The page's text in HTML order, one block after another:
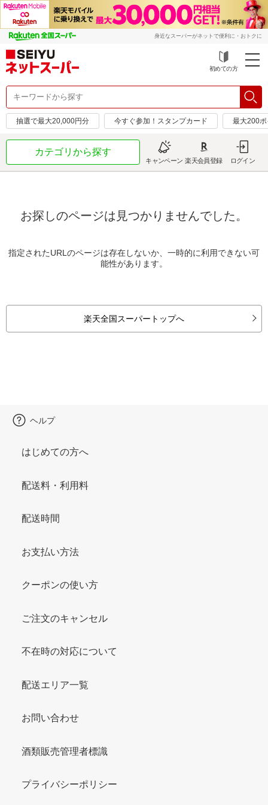
身近なスーパーがネットで便利に・おトクに
初めての方
抽選で最大20,000円分 今すぐ参加！スタンプカード 最大200
カテゴリから探す
キャンペーン 楽天会員登録 ログイン
お探しのページは見つかりませんでした。
指定されたURLのページは存在しないか、一時的に利用できない可
能性があります。
楽天全国スーパートップへ
ヘルプ
はじめての方へ
配送料・利用料
配送時間
お支払い方法
クーポンの使い方
ご注文のキャンセル
不在時の対応について
配送エリア一覧
お問い合わせ
酒類販売管理者標識
プライバシーポリシー